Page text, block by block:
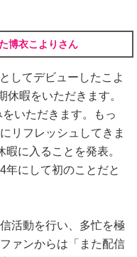
博衣こよりさん
してデビューしたこよ
休暇をいただきます。
いただきます。もっ
リフレッシュしてきま
に入ることを発表。
年にして初のことだと
活動を行い、多忙を極
ァンからは「また配信